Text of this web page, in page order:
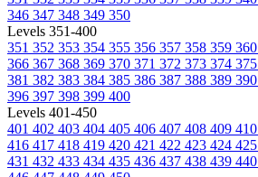
346 347 348 349 350
Levels 351-400
351 352 353 354 355 356 357 358 359 360
366 367 368 369 370 371 372 373 374 375
381 382 383 384 385 386 387 388 389 390
396 397 398 399 400
Levels 401-450
401 402 403 404 405 406 407 408 409 410
416 417 418 419 420 421 422 423 424 425
431 432 433 434 435 436 437 438 439 440